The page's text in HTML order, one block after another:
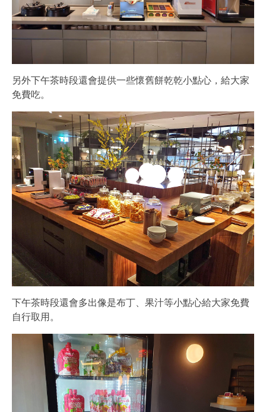
另外下午茶時段還會提供一些懷舊餅乾乾小點心，給大家
免費吃。
下午茶時段還會多出像是布丁、果汁等小點心給大家免費
自行取用。